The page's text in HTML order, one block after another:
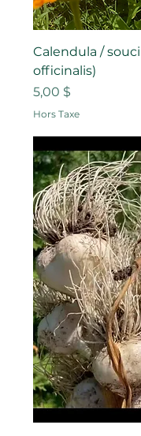
Calendula /
officinalis)
Prix
5,00 $
Hors Taxe